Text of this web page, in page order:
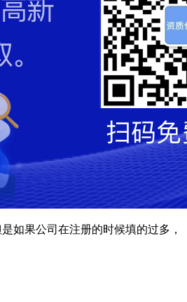
如果公司在注册的时候填的过多，